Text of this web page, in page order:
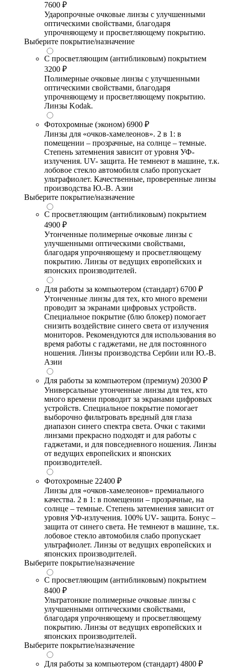
7600 ₽
Ударопрочные очковые линзы с улучшенными
оптическими свойствами, благодаря
упрочняющему и просветляющему покрытию.
Выберите покрытие/назначение
С просветляющим (антибликовым) покрытием
3200 ₽
Полимерные очковые линзы с улучшенными
оптическими свойствами, благодаря
упрочняющему и просветляющему покрытию.
Линзы Kodak.
Фотохромные (эконом) 6900 ₽
Линзы для «очков-хамелеонов». 2 в 1: в
помещении – прозрачные, на солнце – темные.
Степень затемнения зависит от уровня УФ-
излучения. UV- защита. Не темнеют в машине, т.к.
лобовое стекло автомобиля слабо пропускает
ультрафиолет. Качественные, проверенные линзы
производства Ю.-В. Азии
Выберите покрытие/назначение
С просветляющим (антибликовым) покрытием
4900 ₽
Утонченные полимерные очковые линзы с
улучшенными оптическими свойствами,
благодаря упрочняющему и просветляющему
покрытию. Линзы от ведущих европейских и
японских производителей.
Для работы за компьютером (стандарт) 6700 ₽
Утонченные линзы для тех, кто много времени
проводит за экранами цифровых устройств.
Специальное покрытие (блю блокер) помогает
снизить воздействие синего света от излучения
мониторов. Рекомендуются для использования во
время работы с гаджетами, не для постоянного
ношения. Линзы производства Сербии или Ю.-В.
Азии
Для работы за компьютером (премиум) 20300 ₽
Универсальные утонченные линзы для тех, кто
много времени проводит за экранами цифровых
устройств. Специальное покрытие помогает
выборочно фильтровать вредный для глаза
диапазон синего спектра света. Очки с такими
линзами прекрасно подходят и для работы с
гаджетами, и для повседневного ношения. Линзы
от ведущих европейских и японских
производителей.
Фотохромные 22400 ₽
Линзы для «очков-хамелеонов» премиального
качества. 2 в 1: в помещении – прозрачные, на
солнце – темные. Степень затемнения зависит от
уровня УФ-излучения. 100% UV- защита. Бонус –
защита от синего света. Не темнеют в машине, т.к.
лобовое стекло автомобиля слабо пропускает
ультрафиолет. Линзы от ведущих европейских и
японских производителей.
Выберите покрытие/назначение
С просветляющим (антибликовым) покрытием
8400 ₽
Ультратонкие полимерные очковые линзы с
улучшенными оптическими свойствами,
благодаря упрочняющему и просветляющему
покрытию. Линзы от ведущих европейских и
японских производителей.
Выберите покрытие/назначение
Для работы за компьютером (стандарт) 4800 ₽